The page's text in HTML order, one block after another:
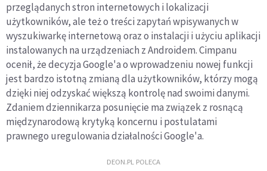
przeglądanych stron internetowych i lokalizacji
użytkowników, ale też o treści zapytań wpisywanych w
wyszukiwarkę internetową oraz o instalacji i użyciu aplikacji
instalowanych na urządzeniach z Androidem. Cimpanu
ocenił, że decyzja Google'a o wprowadzeniu nowej funkcji
jest bardzo istotną zmianą dla użytkowników, którzy mogą
dzięki niej odzyskać większą kontrolę nad swoimi danymi.
Zdaniem dziennikarza posunięcie ma związek z rosnącą
międzynarodową krytyką koncernu i postulatami
prawnego uregulowania działalności Google'a.
DEON.PL POLECA